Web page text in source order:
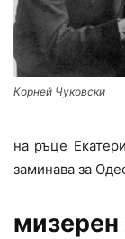
Корней Чуковски
на ръце
заминава за